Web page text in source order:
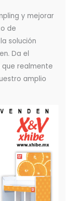
y mejorar
de
solución
Da el
realmente
amplio